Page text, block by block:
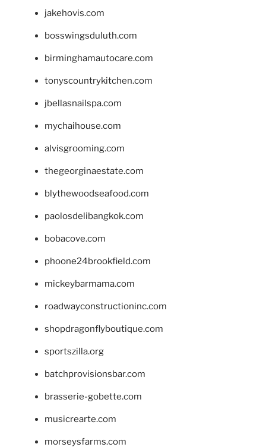
jakehovis.com
bosswingsduluth.com
birminghamautocare.com
tonyscountrykitchen.com
jbellasnailspa.com
mychaihouse.com
alvisgrooming.com
thegeorginaestate.com
blythewoodseafood.com
paolosdelibangkok.com
bobacove.com
phoone24brookfield.com
mickeybarmama.com
roadwayconstructioninc.com
shopdragonflyboutique.com
sportszilla.org
batchprovisionsbar.com
brasserie-gobette.com
musicrearte.com
morseysfarms.com